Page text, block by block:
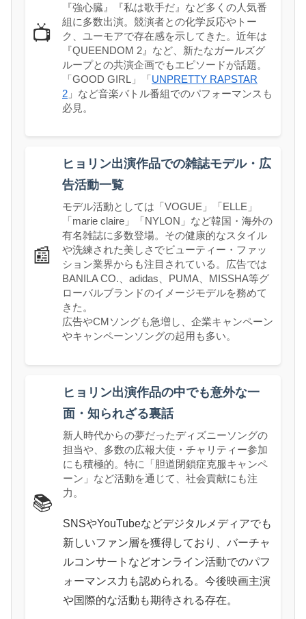
📺
『強心臓』『私は歌手だ』など多くの人気番
組に多数出演。競演者との化学反応やトー
ク、ユーモアで存在感を示してきた。近年は
『QUEENDOM 2』など、新たなガールズグ
ループとの共演企画でもエピソードが話題。
「GOOD GIRL」「UNPRETTY RAPSTAR
2 」など音楽バトル番組でのパフォーマンスも
必見。
📰
ヒョリン出演作品での雑誌モデル・広
告活動一覧
モデル活動としては「VOGUE」「ELLE」
「marie claire」「NYLON」など韓国・海外の
有名雑誌に多数登場。その健康的なスタイル
や洗練された美しさでビューティー・ファッ
ション業界からも注目されている。広告では
BANILA CO.、adidas、PUMA、MISSHA等グ
ローバルブランドのイメージモデルを務めて
きた。
広告やCMソングも急増し、企業キャンペーン
やキャンペーンソングの起用も多い。
📚
ヒョリン出演作品の中でも意外な一
面・知られざる裏話
新人時代からの夢だったディズニーソングの
担当や、多数の広報大使・チャリティー参加
にも積極的。特に「胆道閉鎖症克服キャンペ
ーン」など活動を通じて、社会貢献にも注
力。
SNSやYouTubeなどデジタルメディアでも
新しいファン層を獲得しており、バーチャ
ルコンサートなどオンライン活動でのパフ
ォーマンス力も認められる。今後映画主演
や国際的な活動も期待される存在。